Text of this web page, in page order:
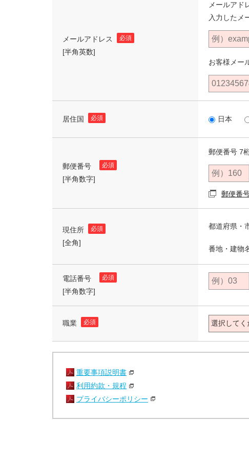
メールアドレス
[半角英数]
必須
メールアド
入力したメ
お客様メー
居住国 必須 日本
郵便番号
[半角数字]
必須
郵便番号 7
郵便番
現住所
[全角]
必須 都道府県・
番地・建物
電話番号
[半角数字]
必須
職業 必須
重要事項説明書
利用約款・規程
プライバシーポリシー